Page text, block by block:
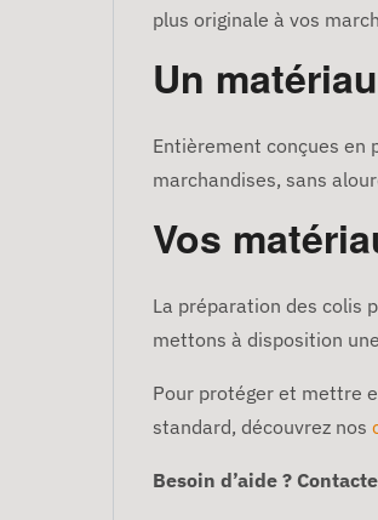
plus originale à vos
Un
Entièrement conçues en
marchandises, sans
Vos
La préparation des colis
mettons à disposition
Pour protéger et mettre
standard, découvrez nos
Besoin d’aide ?